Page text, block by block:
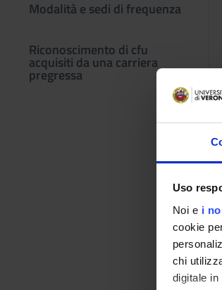
Uso
Noi e i
cookie
chi
digitale
Modalità e sedi di frequenza
Riconoscimento di cfu
acquisiti da una carriera
pregressa